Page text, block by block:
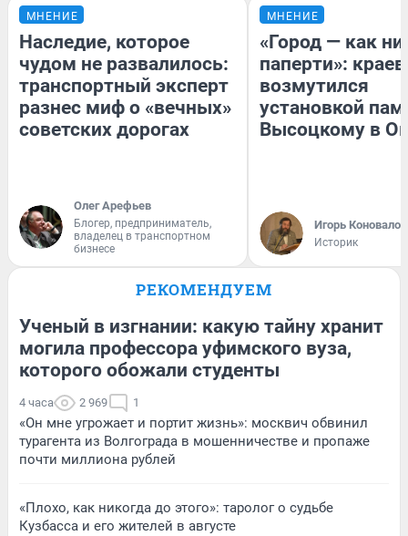
МНЕНИЕ
Наследие, которое
чудом не развалилось:
транспортный эксперт
разнес миф о «вечных»
советских дорогах
Олег Арефьев
Блогер, предприниматель,
владелец в транспортном
бизнесе
МНЕНИЕ
«Город — как
паперти»:
возмутился
установкой
Высоцкому в
Игорь Коновалов
Историк
РЕКОМЕНДУЕМ
Ученый в изгнании: какую тайну хранит
могила профессора уфимского вуза,
которого обожали студенты
4 часа 2 969 1
«Он мне угрожает и портит жизнь»: москвич обвинил
турагента из Волгограда в мошенничестве и пропаже
почти миллиона рублей
«Плохо, как никогда до этого»: таролог о судьбе
Кузбасса и его жителей в августе